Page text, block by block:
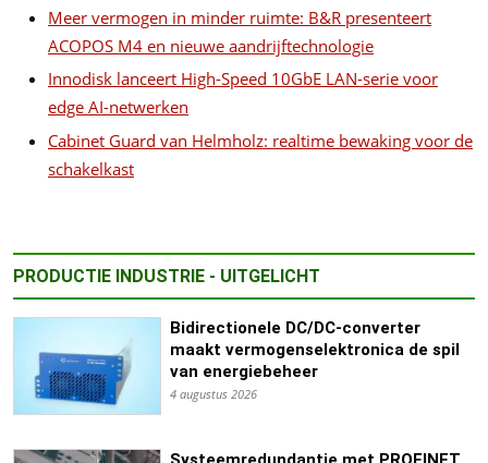
Meer vermogen in minder ruimte: B&R presenteert
ACOPOS M4 en nieuwe aandrijftechnologie
Innodisk lanceert High-Speed 10GbE LAN-serie voor
edge AI-netwerken
Cabinet Guard van Helmholz: realtime bewaking voor de
schakelkast
PRODUCTIE INDUSTRIE - UITGELICHT
Bidirectionele DC/DC-converter
maakt vermogenselektronica de spil
van energiebeheer
4 augustus 2026